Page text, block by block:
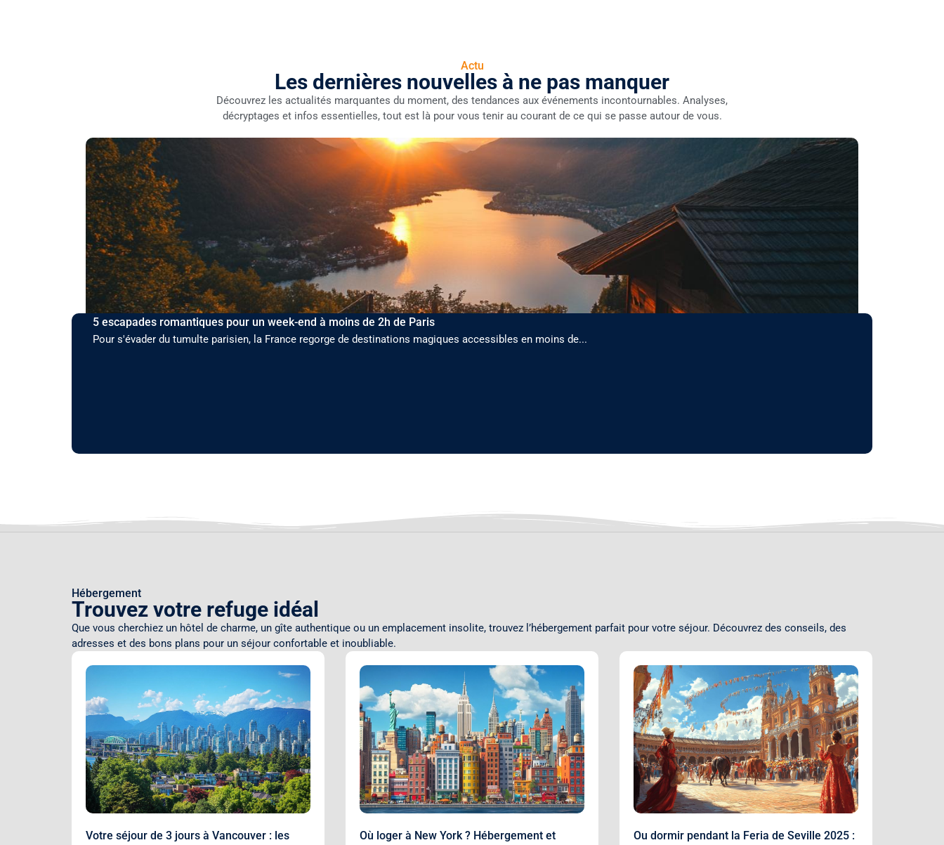
Actu
Les dernières nouvelles à ne pas manquer
Découvrez les actualités marquantes du moment, des tendances aux événements incontournables. Analyses,
décryptages et infos essentielles, tout est là pour vous tenir au courant de ce qui se passe autour de vous.
5 escapades romantiques pour un week-end à moins de 2h de Paris
Pour s'évader du tumulte parisien, la France regorge de destinations magiques accessibles en moins de...
Hébergement
Trouvez votre refuge idéal
Que vous cherchiez un hôtel de charme, un gîte authentique ou un emplacement insolite, trouvez l’hébergement parfait pour votre séjour. Découvrez des conseils, des
adresses et des bons plans pour un séjour confortable et inoubliable.
Votre séjour de 3 jours à Vancouver : les
Où loger à New York ? Hébergement et
Ou dormir pendant la Feria de Seville 2025 :